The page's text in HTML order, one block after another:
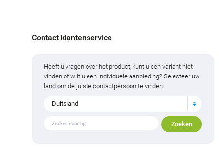
Contact klantenservice
Heeft u vragen over het product, kunt u een variant niet
vinden of wilt u een individuele aanbieding? Selecteer uw
land om de juiste contactpersoon te vinden.
Duitsland